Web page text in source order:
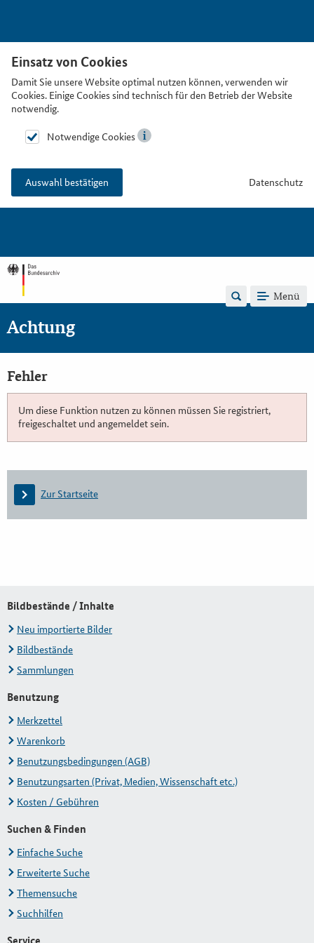
Einsatz von Cookies
Damit Sie unsere Website optimal nutzen können, verwenden wir
Cookies. Einige Cookies sind technisch für den Betrieb der Website
notwendig.
Notwendige Cookies
Auswahl bestätigen Datenschutz
Menü
Achtung
Fehler
Um diese Funktion nutzen zu können müssen Sie registriert,
freigeschaltet und angemeldet sein.
Zur Startseite
Bildbestände / Inhalte
Neu importierte Bilder
Bildbestände
Sammlungen
Benutzung
Merkzettel
Warenkorb
Benutzungsbedingungen (AGB)
Benutzungsarten (Privat, Medien, Wissenschaft etc.)
Kosten / Gebühren
Suchen & Finden
Einfache Suche
Erweiterte Suche
Themensuche
Suchhilfen